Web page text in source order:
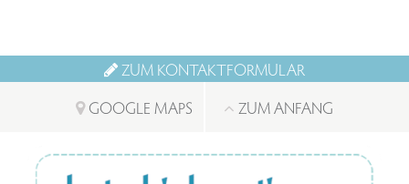
ZUM KONTAKTFORMULAR
GOOGLE MAPS
ZUM ANFANG